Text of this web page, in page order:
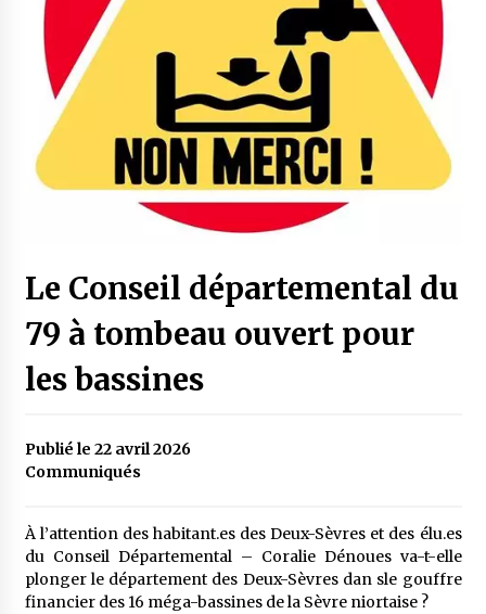
Le Conseil départemental du
79 à tombeau ouvert pour
les bassines
Publié le 22 avril 2026
Communiqués
À l’attention des habitant.es des Deux-Sèvres et des élu.es
du Conseil Départemental – Coralie Dénoues va-t-elle
plonger le département des Deux-Sèvres dan sle gouffre
financier des 16 méga-bassines de la Sèvre niortaise ?